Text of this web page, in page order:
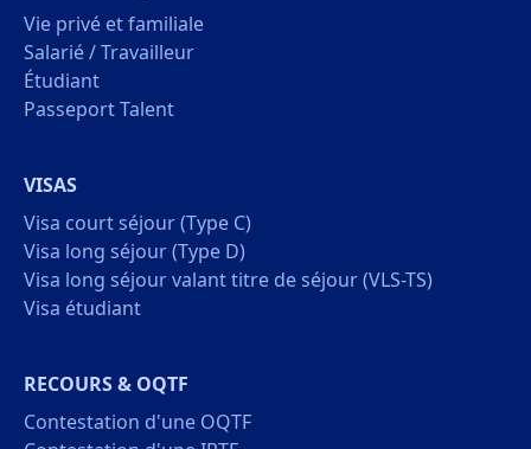
Vie privé et familiale
Salarié / Travailleur
Étudiant
Passeport Talent
VISAS
Visa court séjour (Type C)
Visa long séjour (Type D)
Visa long séjour valant titre de séjour (VLS-TS)
Visa étudiant
RECOURS & OQTF
Contestation d'une OQTF